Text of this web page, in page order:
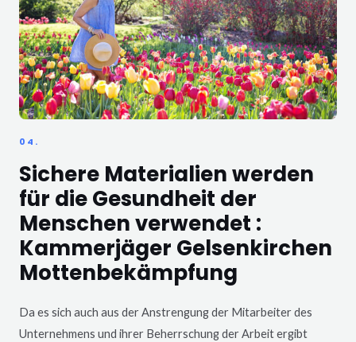
04.
Sichere Materialien werden
für die Gesundheit der
Menschen verwendet :
Kammerjäger Gelsenkirchen
Mottenbekämpfung
Da es sich auch aus der Anstrengung der Mitarbeiter des
Unternehmens und ihrer Beherrschung der Arbeit ergibt